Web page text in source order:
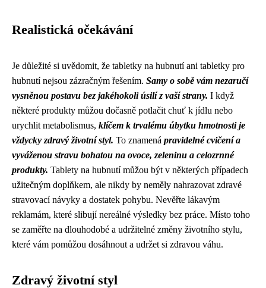
Realistická očekávání
Je důležité si uvědomit, že tabletky na hubnutí ani tabletky pro
hubnutí nejsou zázračným řešením. Samy o sobě vám nezaručí
vysněnou postavu bez jakéhokoli úsilí z vaší strany. I když
některé produkty můžou dočasně potlačit chuť k jídlu nebo
urychlit metabolismus, klíčem k trvalému úbytku hmotnosti je
vždycky zdravý životní styl. To znamená pravidelné cvičení a
vyváženou stravu bohatou na ovoce, zeleninu a celozrnné
produkty. Tablety na hubnutí můžou být v některých případech
užitečným doplňkem, ale nikdy by neměly nahrazovat zdravé
stravovací návyky a dostatek pohybu. Nevěřte lákavým
reklamám, které slibují nereálné výsledky bez práce. Místo toho
se zaměřte na dlouhodobé a udržitelné změny životního stylu,
které vám pomůžou dosáhnout a udržet si zdravou váhu.
Zdravý životní styl